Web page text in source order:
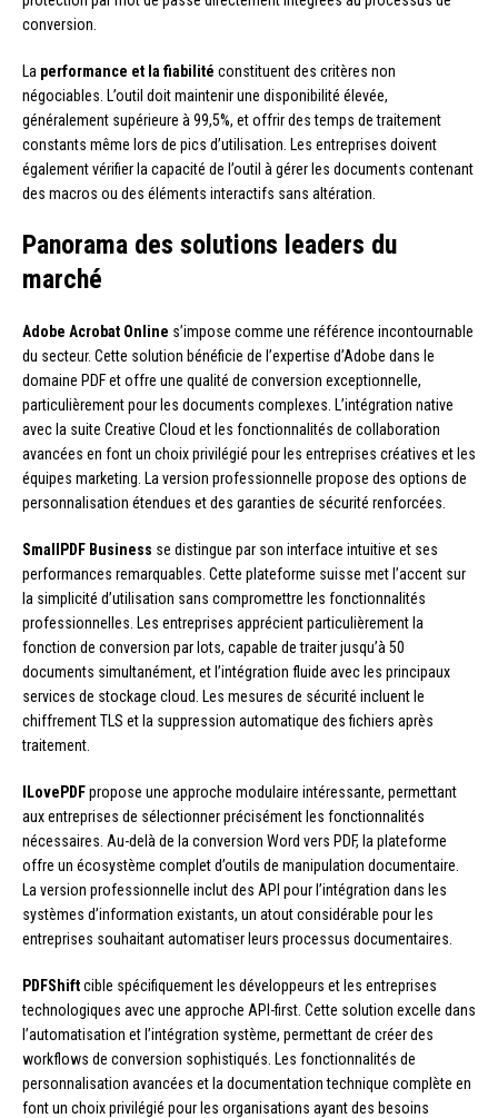
conversion.
La performance et la fiabilité constituent des critères non
négociables. L’outil doit maintenir une disponibilité élevée,
généralement supérieure à 99,5%, et offrir des temps de traitement
constants même lors de pics d’utilisation. Les entreprises doivent
également vérifier la capacité de l’outil à gérer les documents contenant
des macros ou des éléments interactifs sans altération.
Panorama des solutions leaders du
marché
Adobe Acrobat Online s’impose comme une référence incontournable
du secteur. Cette solution bénéficie de l’expertise d’Adobe dans le
domaine PDF et offre une qualité de conversion exceptionnelle,
particulièrement pour les documents complexes. L’intégration native
avec la suite Creative Cloud et les fonctionnalités de collaboration
avancées en font un choix privilégié pour les entreprises créatives et les
équipes marketing. La version professionnelle propose des options de
personnalisation étendues et des garanties de sécurité renforcées.
SmallPDF Business se distingue par son interface intuitive et ses
performances remarquables. Cette plateforme suisse met l’accent sur
la simplicité d’utilisation sans compromettre les fonctionnalités
professionnelles. Les entreprises apprécient particulièrement la
fonction de conversion par lots, capable de traiter jusqu’à 50
documents simultanément, et l’intégration fluide avec les principaux
services de stockage cloud. Les mesures de sécurité incluent le
chiffrement TLS et la suppression automatique des fichiers après
traitement.
ILovePDFpropose une approche modulaire intéressante, permettant
aux entreprises de sélectionner précisément les fonctionnalités
nécessaires. Au-delà de la conversion Word vers PDF, la plateforme
offre un écosystème complet d’outils de manipulation documentaire.
La version professionnelle inclut des API pour l’intégration dans les
systèmes d’information existants, un atout considérable pour les
entreprises souhaitant automatiser leurs processus documentaires.
PDFShiftcible spécifiquement les développeurs et les entreprises
technologiques avec une approche API-first. Cette solution excelle dans
l’automatisation et l’intégration système, permettant de créer des
workflows de conversion sophistiqués. Les fonctionnalités de
personnalisation avancées et la documentation technique complète en
font un choix privilégié pour les organisations ayant des besoins